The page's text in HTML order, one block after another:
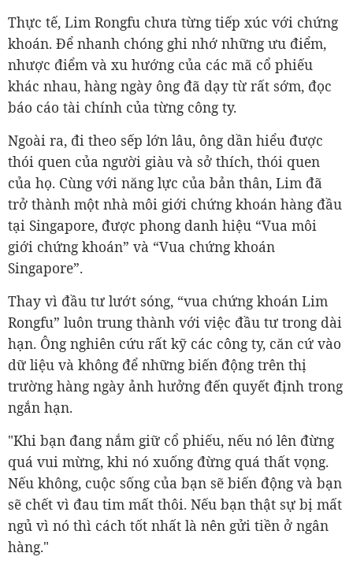
Thực tế, Lim Rongfu chưa từng tiếp xúc với chứng
khoán. Để nhanh chóng ghi nhớ những ưu điểm,
nhược điểm và xu hướng của các mã cổ phiếu
khác nhau, hàng ngày ông đã dạy từ rất sớm, đọc
báo cáo tài chính của từng công ty.
Ngoài ra, đi theo sếp lớn lâu, ông dần hiểu được
thói quen của người giàu và sở thích, thói quen
của họ. Cùng với năng lực của bản thân, Lim đã
trở thành một nhà môi giới chứng khoán hàng đầu
tại Singapore, được phong danh hiệu “Vua môi
giới chứng khoán” và “Vua chứng khoán
Singapore”.
Thay vì đầu tư lướt sóng, “vua chứng khoán Lim
Rongfu” luôn trung thành với việc đầu tư trong dài
hạn. Ông nghiên cứu rất kỹ các công ty, căn cứ vào
dữ liệu và không để những biến động trên thị
trường hàng ngày ảnh hưởng đến quyết định trong
ngắn hạn.
"Khi bạn đang nắm giữ cổ phiếu, nếu nó lên đừng
quá vui mừng, khi nó xuống đừng quá thất vọng.
Nếu không, cuộc sống của bạn sẽ biến động và bạn
sẽ chết vì đau tim mất thôi. Nếu bạn thật sự bị mất
ngủ vì nó thì cách tốt nhất là nên gửi tiền ở ngân
hàng."